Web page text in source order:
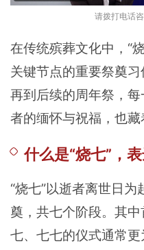
请拨打电话
在传统殡葬文化中，“
关键节点的重要祭奠习
再到后续的周年祭，
者的缅怀与祝福，也藏
什么是“烧七”，
“烧七”以逝者离世日
奠，共七个阶段。其
七、七七的仪式通常